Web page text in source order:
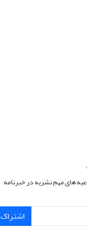
های مهم نشریه در خبرنامه
اشتراک